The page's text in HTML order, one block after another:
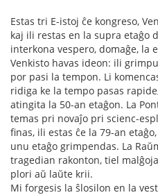
Estas tri E-istoj ĉe kongreso,
kaj ili restas en la supra etaĝo
interkona vespero, domaĝe, la
Venkisto havas ideon: ili
por pasi la tempon. Li
ridiga ke la tempo pasas
atingita la 50-an etaĝon. La
temas pri novaĵo pri scienc-
finas, ili estas ĉe la 79-an
unu etaĝo grimpendas. La
tragedian rakonton, tiel
plori aŭ laŭte krii.
Mi forgesis la ŝlosilon en la